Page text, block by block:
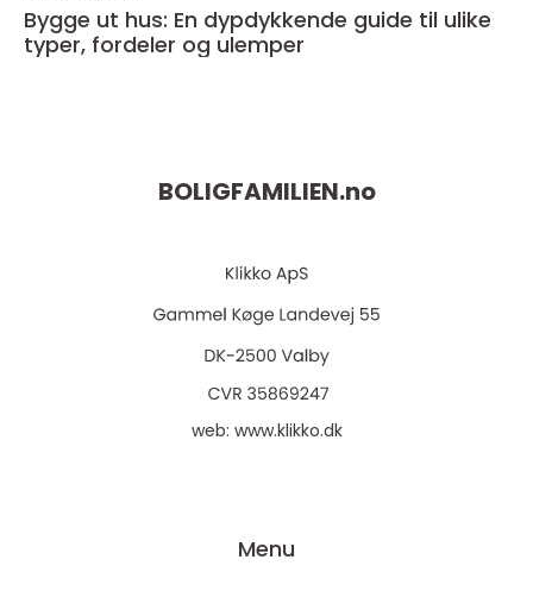
Bygge ut hus: En dypdykkende guide til ulike
typer, fordeler og ulemper
BOLIGFAMILIEN.no
web: www.klikko.dk
Menu